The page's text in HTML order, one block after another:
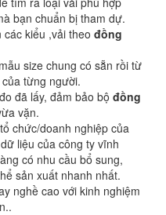
bạn chuẩn bị tham dự.
kiểu ,vải theo đồng
size chung có sẵn rồi từ
từng người.
đã lấy, đảm bảo bộ đồng
vặn.
chức/doanh nghiệp của
liệu của công ty vĩnh
có nhu cầu bổ sung,
sản xuất nhanh nhất.
nghề cao với kinh nghiệm